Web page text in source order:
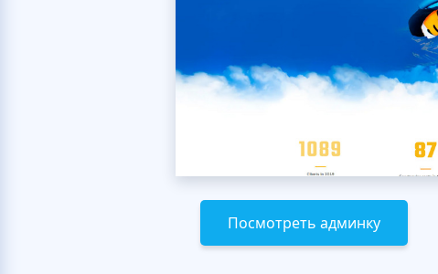
Посмотреть админку